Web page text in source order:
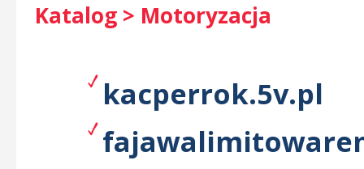
Katalog > Motoryzacja
kacperrok.5v.pl